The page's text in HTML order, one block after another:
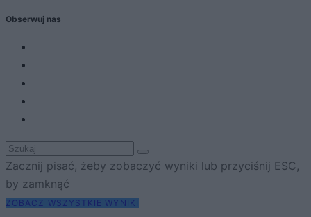
Obserwuj nas
Zacznij pisać, żeby zobaczyć wyniki lub przyciśnij ESC,
by zamknąć
ZOBACZ WSZYSTKIE WYNIKI